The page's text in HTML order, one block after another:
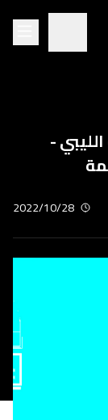
-
2022/10/28